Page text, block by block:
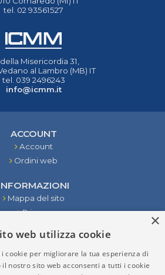
tel. 02 93561527
Misericordia 31,
al Lambro (MB) IT
tel. 039 2496243
info@icmm.it
ACCOUNT
Account
Ordini web
Mappa del sito
Privacy
Contattaci
STRUMENTI
×
web utilizza cookie
cookie per migliorare la tua esperienza di
nostro sito web acconsenti a tutti i cookie